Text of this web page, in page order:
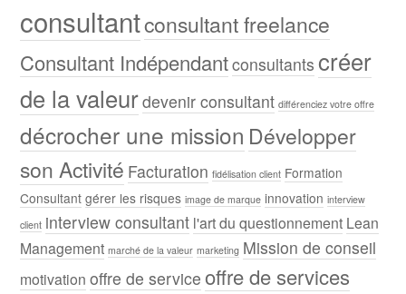
consultantconsultant freelance
Consultant Indépendantconsultants créer
de la valeurdevenir consultant différenciez votre offre
décrocher une mission Développer
son Activité Facturation fidélisation client Formation
Consultant gérer les risques image de marque innovation interview
client interview consultant l'art du questionnement Lean
Management marché de la valeur marketing Mission de conseil
motivation offre de service offre de services